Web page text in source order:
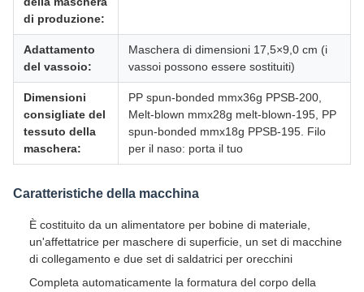
di produzione:
Adattamento
del vassoio:
Maschera di dimensioni 17,5×9,0 cm (i
vassoi possono essere sostituiti)
Dimensioni
consigliate del
tessuto della
maschera:
PP spun-bonded mmx36g PPSB-200,
Melt-blown mmx28g melt-blown-195, PP
spun-bonded mmx18g PPSB-195. Filo
per il naso: porta il tuo
Caratteristiche della macchina
È costituito da un alimentatore per bobine di materiale,
un'affettatrice per maschere di superficie, un set di macchine
di collegamento e due set di saldatrici per orecchini
Completa automaticamente la formatura del corpo della